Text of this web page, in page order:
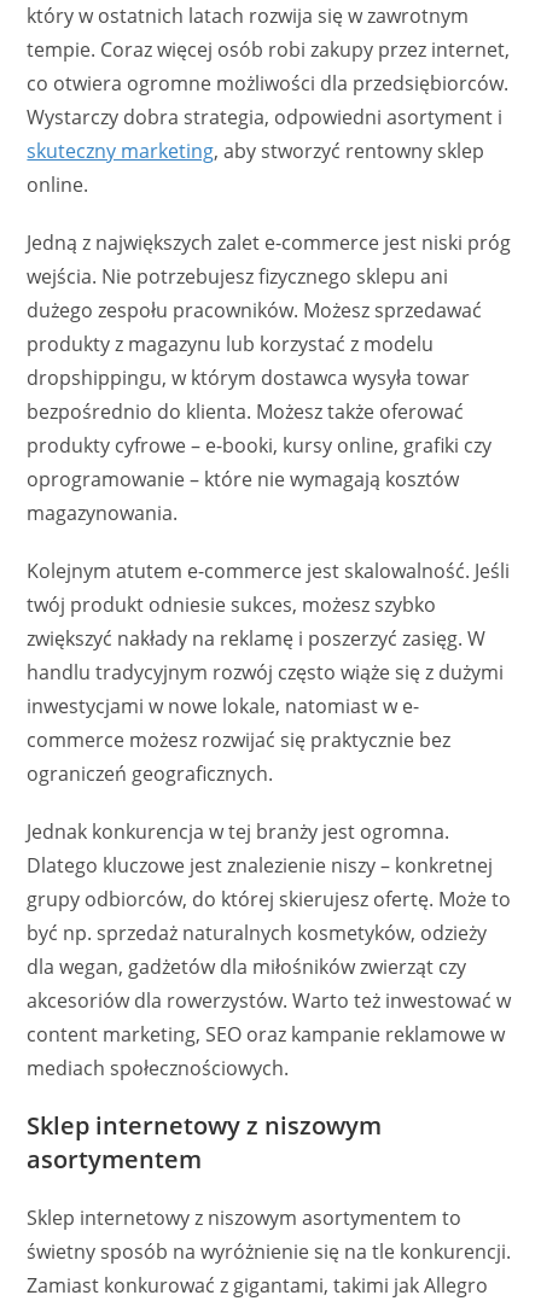
który w ostatnich latach rozwija się w zawrotnym
tempie. Coraz więcej osób robi zakupy przez internet,
co otwiera ogromne możliwości dla przedsiębiorców.
Wystarczy dobra strategia, odpowiedni asortyment i
skuteczny marketing, aby stworzyć rentowny sklep
online.
Jedną z największych zalet e-commerce jest niski próg
wejścia. Nie potrzebujesz fizycznego sklepu ani
dużego zespołu pracowników. Możesz sprzedawać
produkty z magazynu lub korzystać z modelu
dropshippingu, w którym dostawca wysyła towar
bezpośrednio do klienta. Możesz także oferować
produkty cyfrowe – e-booki, kursy online, grafiki czy
oprogramowanie – które nie wymagają kosztów
magazynowania.
Kolejnym atutem e-commerce jest skalowalność. Jeśli
twój produkt odniesie sukces, możesz szybko
zwiększyć nakłady na reklamę i poszerzyć zasięg. W
handlu tradycyjnym rozwój często wiąże się z dużymi
inwestycjami w nowe lokale, natomiast w e-
commerce możesz rozwijać się praktycznie bez
ograniczeń geograficznych.
Jednak konkurencja w tej branży jest ogromna.
Dlatego kluczowe jest znalezienie niszy – konkretnej
grupy odbiorców, do której skierujesz ofertę. Może to
być np. sprzedaż naturalnych kosmetyków, odzieży
dla wegan, gadżetów dla miłośników zwierząt czy
akcesoriów dla rowerzystów. Warto też inwestować w
content marketing, SEO oraz kampanie reklamowe w
mediach społecznościowych.
Sklep internetowy z niszowym
asortymentem
Sklep internetowy z niszowym asortymentem to
świetny sposób na wyróżnienie się na tle konkurencji.
Zamiast konkurować z gigantami, takimi jak Allegro